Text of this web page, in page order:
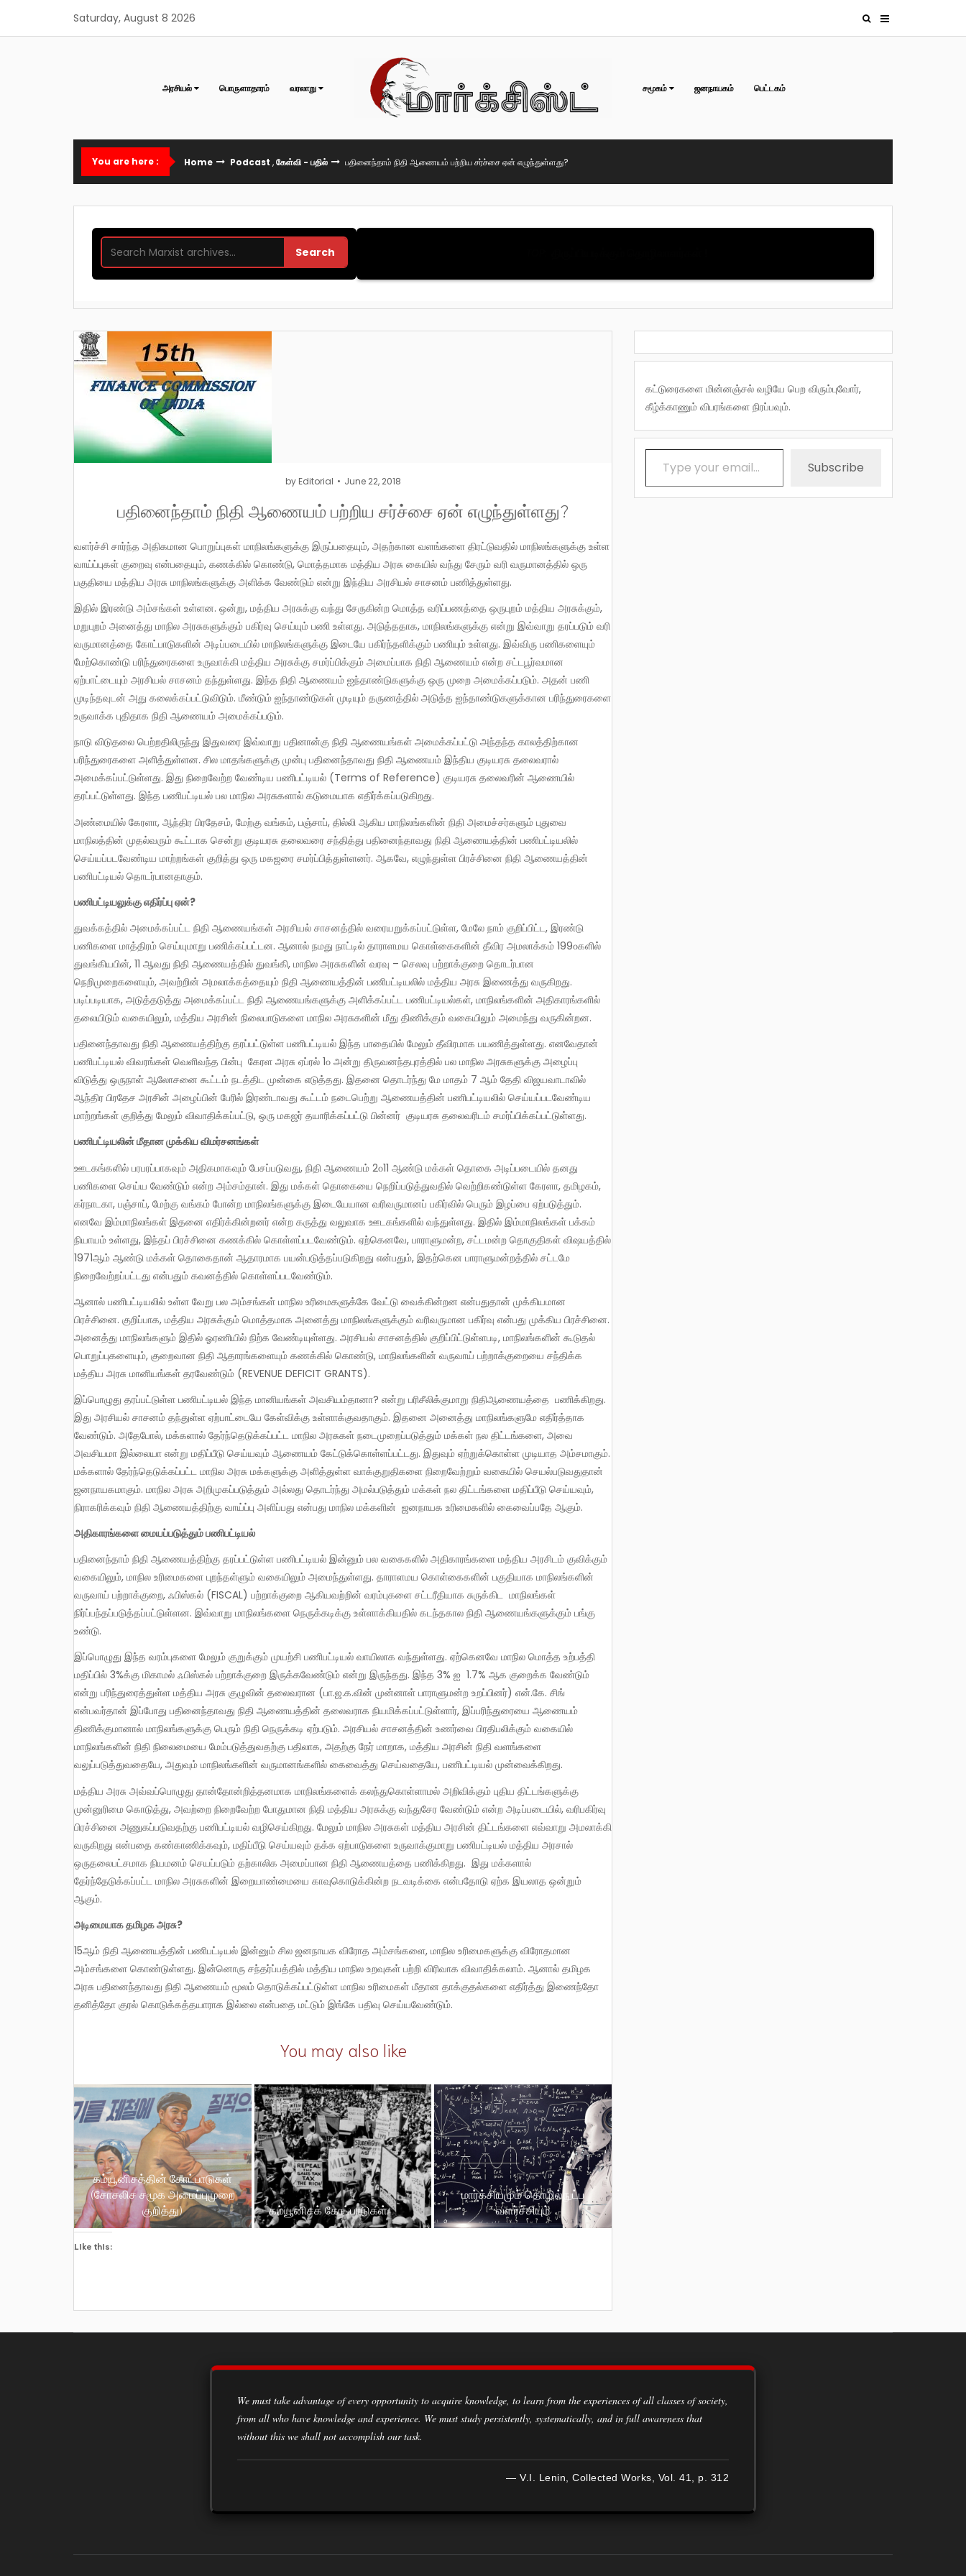
content
Saturday, August 8 2026
அரசியல் பொருளாதாரம் வரலாறு சமூகம் ஜனநாயகம் பெட்டகம்
You are here : Home Podcast ,கேள்வி - பதில் பதினைந்தாம் நிதி ஆணையம் பற்றிய சர்ச்சை ஏன் எழுந்துள்ளது?
Search
by Editorial June 22, 2018
பதினைந்தாம் நிதி ஆணையம் பற்றிய சர்ச்சை ஏன் எழுந்துள்ளது?
வளர்ச்சி சார்ந்த அதிகமான பொறுப்புகள் மாநிலங்களுக்கு இருப்பதையும், அதற்கான வளங்களை திரட்டுவதில் மாநிலங்களுக்கு உள்ள
வாய்ப்புகள் குறைவு என்பதையும், கணக்கில் கொண்டு, மொத்தமாக மத்திய அரசு கையில் வந்து சேரும் வரி வருமானத்தில் ஒரு
பகுதியை மத்திய அரசு மாநிலங்களுக்கு அளிக்க வேண்டும் என்று இந்திய அரசியல் சாசனம் பணித்துள்ளது.
இதில் இரண்டு அம்சங்கள் உள்ளன. ஒன்று, மத்திய அரசுக்கு வந்து சேருகின்ற மொத்த வரிப்பணத்தை ஒருபுறம் மத்திய அரசுக்கும்,
மறுபுறம் அனைத்து மாநில அரசுகளுக்கும் பகிர்வு செய்யும் பணி உள்ளது. அடுத்ததாக, மாநிலங்களுக்கு என்று இவ்வாறு தரப்படும் வரி
வருமானத்தை கோட்பாடுகளின் அடிப்படையில் மாநிலங்களுக்கு இடையே பகிர்ந்தளிக்கும் பணியும் உள்ளது. இவ்விரு பணிகளையும்
மேற்கொண்டு பரிந்துரைகளை உருவாக்கி மத்திய அரசுக்கு சமர்ப்பிக்கும் அமைப்பாக நிதி ஆணையம் என்ற சட்டபூர்வமான
ஏற்பாட்டையும் அரசியல் சாசனம் தந்துள்ளது. இந்த நிதி ஆணையம் ஐந்தாண்டுகளுக்கு ஒரு முறை அமைக்கப்படும். அதன் பணி
முடிந்தவுடன் அது கலைக்கப்பட்டுவிடும். மீண்டும் ஐந்தாண்டுகள் முடியும் தருணத்தில் அடுத்த ஐந்தாண்டுகளுக்கான பரிந்துரைகளை
உருவாக்க புதிதாக நிதி ஆணையம் அமைக்கப்படும்.
நாடு விடுதலை பெற்றதிலிருந்து இதுவரை இவ்வாறு பதினான்கு நிதி ஆணையங்கள் அமைக்கப்பட்டு அந்தந்த காலத்திற்கான
பரிந்துரைகளை அளித்துள்ளன. சில மாதங்களுக்கு முன்பு பதினைந்தாவது நிதி ஆணையம் இந்திய குடியரசு தலைவரால்
அமைக்கப்பட்டுள்ளது. இது நிறைவேற்ற வேண்டிய பணிபட்டியல் (Terms of Reference) குடியரசு தலைவரின் ஆணையில்
தரப்பட்டுள்ளது. இந்த பணிபட்டியல் பல மாநில அரசுகளால் கடுமையாக எதிர்க்கப்படுகிறது.
அண்மையில் கேரளா, ஆந்திர பிரதேசம், மேற்கு வங்கம், பஞ்சாப், தில்லி ஆகிய மாநிலங்களின் நிதி அமைச்சர்களும் புதுவை
மாநிலத்தின் முதல்வரும் கூட்டாக சென்று குடியரசு தலைவரை சந்தித்து பதினைந்தாவது நிதி ஆணையத்தின் பணிபட்டியலில்
செய்யப்படவேண்டிய மாற்றங்கள் குறித்து ஒரு மகஜரை சமர்ப்பித்துள்ளனர். ஆகவே, எழுந்துள்ள பிரச்சினை நிதி ஆணையத்தின்
பணிபட்டியல் தொடர்பானதாகும்.
பணிபட்டியலுக்கு எதிர்ப்பு ஏன்?
துவக்கத்தில் அமைக்கப்பட்ட நிதி ஆணையங்கள் அரசியல் சாசனத்தில் வரையறுக்கப்பட்டுள்ள, மேலே நாம் குறிப்பிட்ட, இரண்டு
பணிகளை மாத்திரம் செய்யுமாறு பணிக்கப்பட்டன. ஆனால் நமது நாட்டில் தாராளமய கொள்கைகளின் தீவிர அமலாக்கம் 199௦களில்
துவங்கியபின், 11 ஆவது நிதி ஆணையத்தில் துவங்கி, மாநில அரசுகளின் வரவு – செலவு பற்றாக்குறை தொடர்பான
நெறிமுறைகளையும், அவற்றின் அமலாக்கத்தையும் நிதி ஆணையத்தின் பணிபட்டியலில் மத்திய அரசு இணைத்து வருகிறது.
படிப்படியாக, அடுத்தடுத்து அமைக்கப்பட்ட நிதி ஆணையங்களுக்கு அளிக்கப்பட்ட பணிபட்டியல்கள், மாநிலங்களின் அதிகாரங்களில்
தலையிடும் வகையிலும், மத்திய அரசின் நிலைபாடுகளை மாநில அரசுகளின் மீது திணிக்கும் வகையிலும் அமைந்து வருகின்றன.
பதினைந்தாவது நிதி ஆணையத்திற்கு தரப்பட்டுள்ள பணிபட்டியல் இந்த பாதையில் மேலும் தீவிரமாக பயணித்துள்ளது. எனவேதான்
பணிபட்டியல் விவரங்கள் வெளிவந்த பின்பு கேரள அரசு ஏப்ரல் 1௦ அன்று திருவனந்தபுரத்தில் பல மாநில அரசுகளுக்கு அழைப்பு
விடுத்து ஒருநாள் ஆலோசனை கூட்டம் நடத்திட முன்கை எடுத்தது. இதனை தொடர்ந்து மே மாதம் 7 ஆம் தேதி விஜயவாடாவில்
ஆந்திர பிரதேச அரசின் அழைப்பின் பேரில் இரண்டாவது கூட்டம் நடைபெற்று ஆணையத்தின் பணிபட்டியலில் செய்யப்படவேண்டிய
மாற்றங்கள் குறித்து மேலும் விவாதிக்கப்பட்டு, ஒரு மகஜர் தயாரிக்கப்பட்டு பின்னர் குடியரசு தலைவரிடம் சமர்ப்பிக்கப்பட்டுள்ளது.
பணிபட்டியலின் மீதான முக்கிய விமர்சனங்கள்
ஊடகங்களில் பரபரப்பாகவும் அதிகமாகவும் பேசப்படுவது, நிதி ஆணையம் 2௦11 ஆண்டு மக்கள் தொகை அடிப்படையில் தனது
பணிகளை செய்ய வேண்டும் என்ற அம்சம்தான். இது மக்கள் தொகையை நெறிப்படுத்துவதில் வெற்றிகண்டுள்ள கேரளா, தமிழகம்,
கர்நாடகா, பஞ்சாப், மேற்கு வங்கம் போன்ற மாநிலங்களுக்கு இடையேயான வரிவருமானப் பகிர்வில் பெரும் இழப்பை ஏற்படுத்தும்.
எனவே இம்மாநிலங்கள் இதனை எதிர்க்கின்றனர் என்ற கருத்து வலுவாக ஊடகங்களில் வந்துள்ளது. இதில் இம்மாநிலங்கள் பக்கம்
நியாயம் உள்ளது, இந்தப் பிரச்சினை கணக்கில் கொள்ளப்படவேண்டும். ஏற்கெனவே, பாராளுமன்ற, சட்டமன்ற தொகுதிகள் விஷயத்தில்
1971ஆம் ஆண்டு மக்கள் தொகைதான் ஆதாரமாக பயன்படுத்தப்படுகிறது என்பதும், இதற்கென பாராளுமன்றத்தில் சட்டமே
நிறைவேற்றப்பட்டது என்பதும் கவனத்தில் கொள்ளப்படவேண்டும்.
ஆனால் பணிபட்டியலில் உள்ள வேறு பல அம்சங்கள் மாநில உரிமைகளுக்கே வேட்டு வைக்கின்றன என்பதுதான் முக்கியமான
பிரச்சினை. குறிப்பாக, மத்திய அரசுக்கும் மொத்தமாக அனைத்து மாநிலங்களுக்கும் வரிவருமான பகிர்வு என்பது முக்கிய பிரச்சினை.
அனைத்து மாநிலங்களும் இதில் ஓரணியில் நிற்க வேண்டியுள்ளது. அரசியல் சாசனத்தில் குறிப்பிட்டுள்ளபடி, மாநிலங்களின் கூடுதல்
பொறுப்புகளையும், குறைவான நிதி ஆதாரங்களையும் கணக்கில் கொண்டு, மாநிலங்களின் வருவாய் பற்றாக்குறையை சந்திக்க
மத்திய அரசு மானியங்கள் தரவேண்டும் (REVENUE DEFICIT GRANTS).
இப்பொழுது தரப்பட்டுள்ள பணிபட்டியல் இந்த மானியங்கள் அவசியம்தானா? என்று பரிசீலிக்குமாறு நிதிஆணையத்தை பணிக்கிறது.
இது அரசியல் சாசனம் தந்துள்ள ஏற்பாட்டையே கேள்விக்கு உள்ளாக்குவதாகும். இதனை அனைத்து மாநிலங்களுமே எதிர்த்தாக
வேண்டும். அதேபோல், மக்களால் தேர்ந்தெடுக்கப்பட்ட மாநில அரசுகள் நடைமுறைப்படுத்தும் மக்கள் நல திட்டங்களை, அவை
அவசியமா இல்லையா என்று மதிப்பீடு செய்யவும் ஆணையம் கேட்டுக்கொள்ளப்பட்டது. இதுவும் ஏற்றுக்கொள்ள முடியாத அம்சமாகும்.
மக்களால் தேர்ந்தெடுக்கப்பட்ட மாநில அரசு மக்களுக்கு அளித்துள்ள வாக்குறுதிகளை நிறைவேற்றும் வகையில் செயல்படுவதுதான்
ஜனநாயகமாகும். மாநில அரசு அறிமுகப்படுத்தும் அல்லது தொடர்ந்து அமல்படுத்தும் மக்கள் நல திட்டங்களை மதிப்பீடு செய்யவும்,
நிராகரிக்கவும் நிதி ஆணையத்திற்கு வாய்ப்பு அளிப்பது என்பது மாநில மக்களின் ஜனநாயக உரிமைகளில் கைவைப்பதே ஆகும்.
அதிகாரங்களை மையப்படுத்தும் பணிபட்டியல்
பதினைந்தாம் நிதி ஆணையத்திற்கு தரப்பட்டுள்ள பணிபட்டியல் இன்னும் பல வகைகளில் அதிகாரங்களை மத்திய அரசிடம் குவிக்கும்
வகையிலும், மாநில உரிமைகளை புறந்தள்ளும் வகையிலும் அமைந்துள்ளது. தாராளமய கொள்கைகளின் பகுதியாக மாநிலங்களின்
வருவாய் பற்றாக்குறை, ஃபிஸ்கல் (FISCAL) பற்றாக்குறை ஆகியவற்றின் வரம்புகளை சட்டரீதியாக சுருக்கிட மாநிலங்கள்
நிர்ப்பந்தப்படுத்தப்பட்டுள்ளன. இவ்வாறு மாநிலங்களை நெருக்கடிக்கு உள்ளாக்கியதில் கடந்தகால நிதி ஆணையங்களுக்கும் பங்கு
உண்டு.
இப்பொழுது இந்த வரம்புகளை மேலும் குறுக்கும் முயற்சி பணிபட்டியல் வாயிலாக வந்துள்ளது. ஏற்கெனவே மாநில மொத்த உற்பத்தி
மதிப்பில் 3%க்கு மிகாமல் ஃபிஸ்கல் பற்றாக்குறை இருக்கவேண்டும் என்று இருந்தது. இந்த 3% ஐ 1.7% ஆக குறைக்க வேண்டும்
என்று பரிந்துரைத்துள்ள மத்திய அரசு குழுவின் தலைவரான (பா.ஜ.க.வின் முன்னாள் பாராளுமன்ற உறப்பினர்) என்.கே. சிங்
என்பவர்தான் இப்போது பதினைந்தாவது நிதி ஆணையத்தின் தலைவராக நியமிக்கப்பட்டுள்ளார், இப்பரிந்துரையை ஆணையம்
திணிக்குமானால் மாநிலங்களுக்கு பெரும் நிதி நெருக்கடி ஏற்படும். அரசியல் சாசனத்தின் உணர்வை பிரதிபலிக்கும் வகையில்
மாநிலங்களின் நிதி நிலைமையை மேம்படுத்துவதற்கு பதிலாக, அதற்கு நேர் மாறாக, மத்திய அரசின் நிதி வளங்களை
வலுப்படுத்துவதையே, அதுவும் மாநிலங்களின் வருமானங்களில் கைவைத்து செய்வதையே, பணிபட்டியல் முன்வைக்கிறது.
மத்திய அரசு அவ்வப்பொழுது தான்தோன்றித்தனமாக மாநிலங்களைக் கலந்துகொள்ளாமல் அறிவிக்கும் புதிய திட்டங்களுக்கு
முன்னுரிமை கொடுத்து, அவற்றை நிறைவேற்ற போதுமான நிதி மத்திய அரசுக்கு வந்துசேர வேண்டும் என்ற அடிப்படையில், வரிபகிர்வு
பிரச்சினை அணுகப்படுவதற்கு பணிபட்டியல் வழிசெய்கிறது. மேலும் மாநில அரசுகள் மத்திய அரசின் திட்டங்களை எவ்வாறு அமலாக்கி
வருகிறது என்பதை கண்காணிக்கவும், மதிப்பீடு செய்யவும் தக்க ஏற்பாடுகளை உருவாக்குமாறு பணிபட்டியல் மத்திய அரசால்
ஒருதலைபட்சமாக நியமனம் செயப்படும் தற்காலிக அமைப்பான நிதி ஆணையத்தை பணிக்கிறது. இது மக்களால்
தேர்ந்தேடுக்கப்பட்ட மாநில அரசுகளின் இறையாண்மையை காவுகொடுக்கின்ற நடவடிக்கை என்பதோடு ஏற்க இயலாத ஒன்றும்
ஆகும்.
அடிமையாக தமிழக அரசு?
15ஆம் நிதி ஆணையத்தின் பணிபட்டியல் இன்னும் சில ஜனநாயக விரோத அம்சங்களை, மாநில உரிமைகளுக்கு விரோதமான
அம்சங்களை கொண்டுள்ளது. இன்னொரு சந்தர்ப்பத்தில் மத்திய மாநில உறவுகள் பற்றி விரிவாக விவாதிக்கலாம். ஆனால் தமிழக
அரசு பதினைந்தாவது நிதி ஆணையம் மூலம் தொடுக்கப்பட்டுள்ள மாநில உரிமைகள் மீதான தாக்குதல்களை எதிர்த்து இணைந்தோ
தனித்தோ குரல் கொடுக்கத்தயாராக இல்லை என்பதை மட்டும் இங்கே பதிவு செய்யவேண்டும்.
You may also like
கம்யூனிசத்தின் கோட்பாடுகள்
(சோசலிச சமூக அமைப்புமுறை
குறித்து)
கம்யூனிசக் கோட்பாடுகள்
மார்க்சியமும் தொழில்நுட்ப
வளர்ச்சியும்
Like this:
கட்டுரைகளை மின்னஞ்சல் வழியே பெற விரும்புவோர்,
கீழ்க்காணும் விபரங்களை நிரப்பவும்.
Type your email…
Subscribe
We must take advantage of every opportunity to acquire knowledge, to learn from the experiences of all classes of society,
from all who have knowledge and experience. We must study persistently, systematically, and in full awareness that
without this we shall not accomplish our task.
— V.I. Lenin, Collected Works, Vol. 41, p. 312